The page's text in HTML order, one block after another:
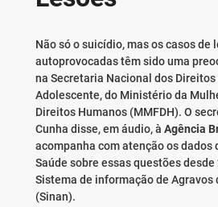
Não só o suicídio, mas os casos de
autoprovocadas têm sido uma
na Secretaria Nacional dos Direitos
Adolescente, do Ministério da
Direitos Humanos (MMFDH). O
Cunha disse, em áudio, à Agência
acompanha com atenção os dados
Saúde sobre essas questões
Sistema de informação de Agravos
(Sinan).